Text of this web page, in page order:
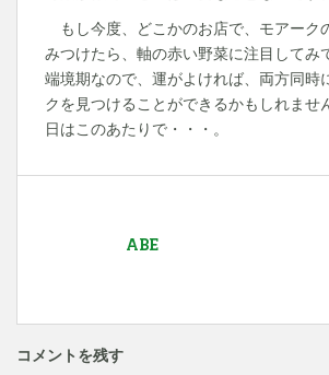
もし今度、どこかのお店で、モアーク
みつけたら、軸の赤い野菜に注目してみ
端境期なので、運がよければ、両方同時
クを見つけることができるかもしれま
日はこのあたりで・・・。
ABE
コメントを残す